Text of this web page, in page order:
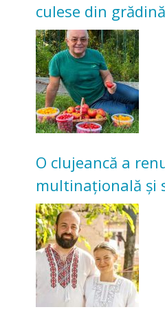
culese din
nu poate oferi
O clujeancă a
multinațională și
Acum cultivă
bunicilor